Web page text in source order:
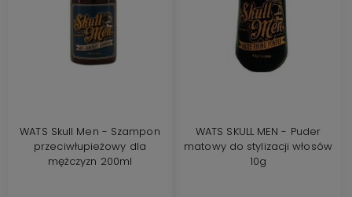
WATS Skull Men - Szampon
przeciwłupieżowy dla
mężczyzn 200ml
WATS SKULL MEN - Puder
matowy do stylizacji włosów
10g